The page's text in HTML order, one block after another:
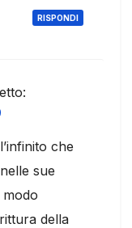
RISPONDI
che
sue
della